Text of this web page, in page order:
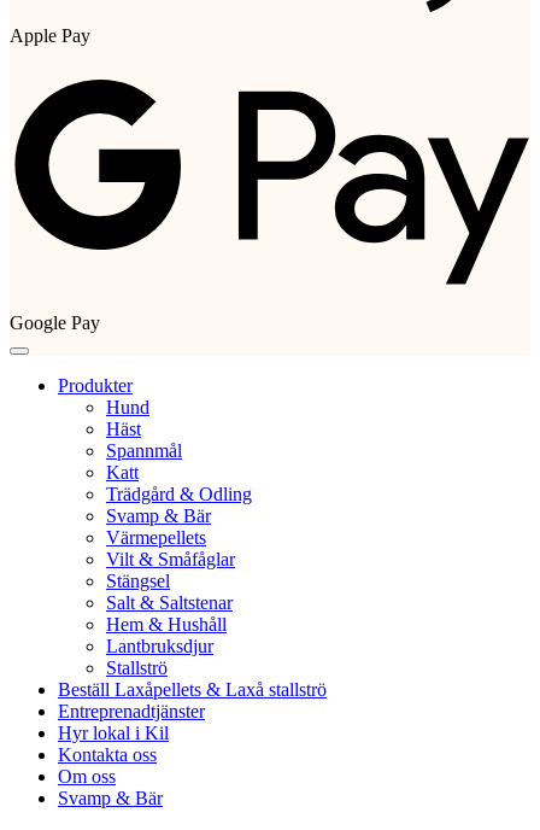
Apple Pay
Google Pay
Produkter
Hund
Häst
Spannmål
Katt
Trädgård & Odling
Svamp & Bär
Värmepellets
Vilt & Småfåglar
Stängsel
Salt & Saltstenar
Hem & Hushåll
Lantbruksdjur
Stallströ
Beställ Laxåpellets & Laxå stallströ
Entreprenadtjänster
Hyr lokal i Kil
Kontakta oss
Om oss
Svamp & Bär